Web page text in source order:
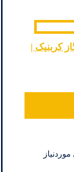
کربنیک |